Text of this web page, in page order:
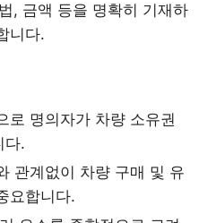
, 금액 등을 명확히 기재하
니다.
로 명의자가 차량 소유권
다.
관계없이 차량 구매 및 유
요합니다.